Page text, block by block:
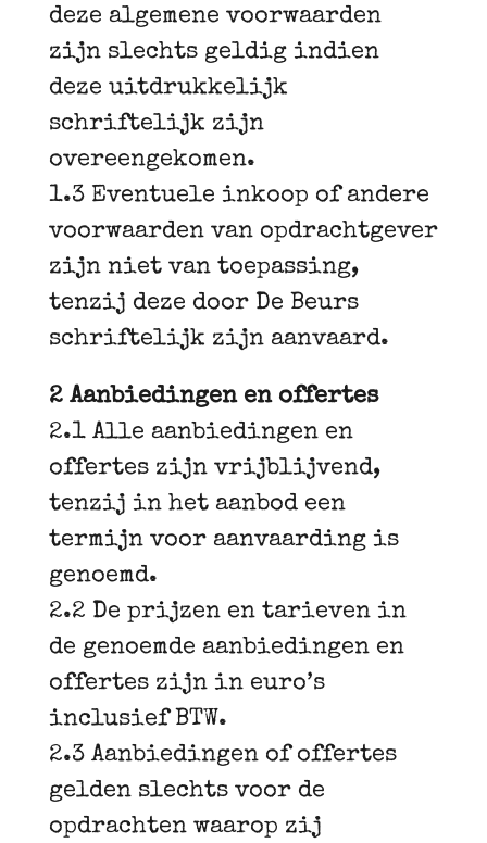
deze algemene voorwaarden
zijn slechts geldig indien
deze uitdrukkelijk
schriftelijk zijn
overeengekomen.
1.3 Eventuele inkoop of andere
voorwaarden van opdrachtgever
zijn niet van toepassing,
tenzij deze door De Beurs
schriftelijk zijn aanvaard.
2 Aanbiedingen en offertes
2.1 Alle aanbiedingen en
offertes zijn vrijblijvend,
tenzij in het aanbod een
termijn voor aanvaarding is
genoemd.
2.2 De prijzen en tarieven in
de genoemde aanbiedingen en
offertes zijn in euro’s
inclusief BTW.
2.3 Aanbiedingen of offertes
gelden slechts voor de
opdrachten waarop zij